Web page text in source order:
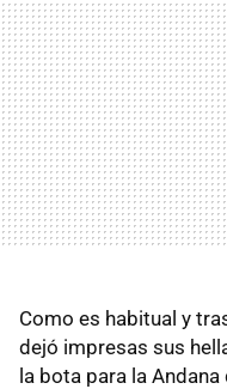
Como es habitual y
dejó impresas sus
la bota para la Andana